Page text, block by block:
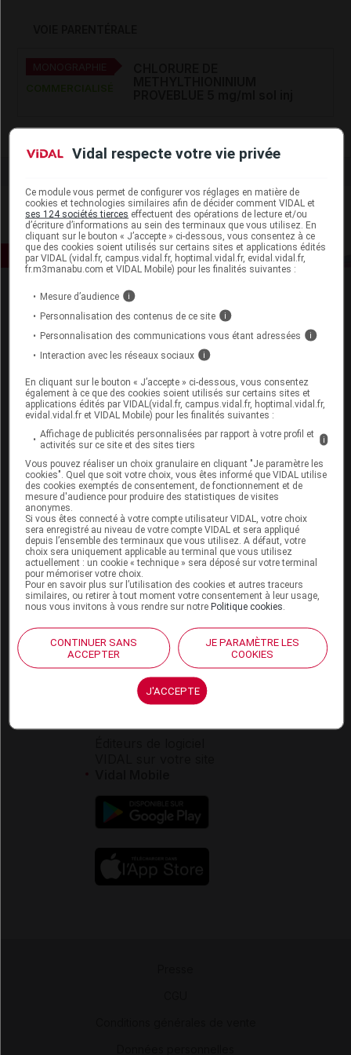
Boutique
VIDAL Expert
VIDAL Hoptimal
eVIDAL
VIDAL Mobile
VIDAL widget
VIDAL Sécurisation
Espace institutionnel
Qui sommes-nous ?
VIDAL France
Carrières
Charte éthique et
Service client
Contact
Vidal respecte votre vie privée
Ce module vous permet de configurer vos réglages en matière de
cookies et technologies similaires afin de décider comment VIDAL et
ses 124 sociétés tierces effectuent des opérations de lecture et/ou
d’écriture d’informations au sein des terminaux que vous utilisez. En
cliquant sur le bouton « J’accepte » ci-dessous, vous consentez à ce
que des cookies soient utilisés sur certains sites et applications édités
par VIDAL (vidal.fr, campus.vidal.fr, hoptimal.vidal.fr, evidal.vidal.fr,
fr.m3manabu.com et VIDAL Mobile) pour les finalités suivantes :
Mesure d’audience i
Personnalisation des contenus de ce site i
Personnalisation des communications vous étant adressées i
Interaction avec les réseaux sociaux i
En cliquant sur le bouton « J’accepte » ci-dessous, vous consentez
également à ce que des cookies soient utilisés sur certains sites et
applications édités par VIDAL(vidal.fr, campus.vidal.fr, hoptimal.vidal.fr,
evidal.vidal.fr et VIDAL Mobile) pour les finalités suivantes :
Affichage de publicités personnalisées par rapport à votre profil et
activités sur ce site et des sites tiers
i
Vous pouvez réaliser un choix granulaire en cliquant "Je paramètre les
cookies". Quel que soit votre choix, vous êtes informé que VIDAL utilise
des cookies exemptés de consentement, de fonctionnement et de
mesure d'audience pour produire des statistiques de visites
anonymes.
Si vous êtes connecté à votre compte utilisateur VIDAL, votre choix
sera enregistré au niveau de votre compte VIDAL et sera appliqué
depuis l’ensemble des terminaux que vous utilisez. A défaut, votre
choix sera uniquement applicable au terminal que vous utilisez
actuellement : un cookie « technique » sera déposé sur votre terminal
pour mémoriser votre choix.
Pour en savoir plus sur l’utilisation des cookies et autres traceurs
similaires, ou retirer à tout moment votre consentement à leur usage,
nous vous invitons à vous rendre sur notrePolitique cookies
CONTINUER SANS
ACCEPTER
JE PARAMÈTRE LES
COOKIES
J'ACCEPTE